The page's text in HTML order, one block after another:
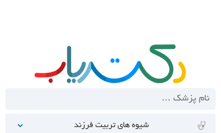
شیوه های تربیت فرزند